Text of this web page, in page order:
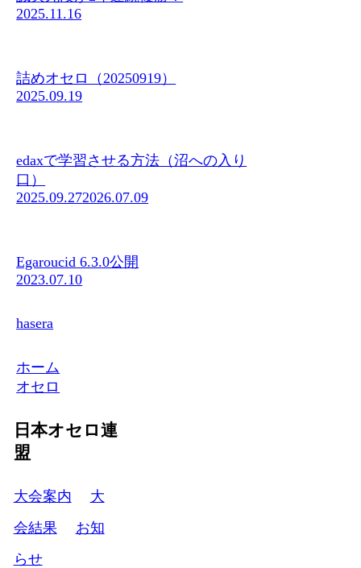
2025.11.16
詰めオセロ（20250919）
2025.09.19
edaxで学習させる方法（沼への入り
口）
2025.09.272026.07.09
Egaroucid 6.3.0公開
2023.07.10
hasera
ホーム
オセロ
日本オセロ連
盟
大会案内
大
会結果
お知
らせ